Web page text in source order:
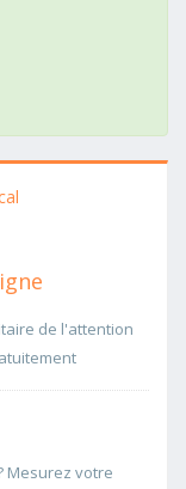
de l'attention
Mesurez votre